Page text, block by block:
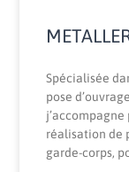
Spécialisée
pose
réalisation de
garde-corps,